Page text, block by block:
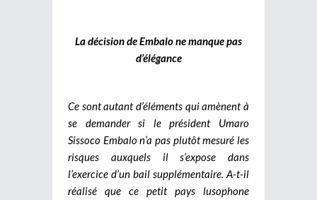
La décision de Embalo ne manque pas
d’élégance
Ce sont autant d’éléments qui amènent à
se demander si le président Umaro
Sissoco Embalo n’a pas plutôt mesuré les
risques auxquels il s’expose dans
l’exercice d’un bail supplémentaire. A-t-il
réalisé que ce petit pays lusophone